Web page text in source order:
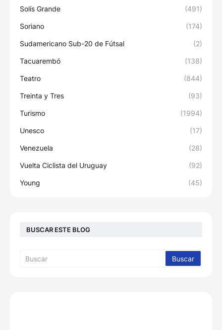
Solís Grande (491)
Soriano (174)
Sudamericano Sub-20 de Fútsal (2)
Tacuarembó (138)
Teatro (844)
Treinta y Tres (93)
Turismo (1994)
Unesco (17)
Venezuela (28)
Vuelta Ciclista del Uruguay (92)
Young (45)
BUSCAR ESTE BLOG